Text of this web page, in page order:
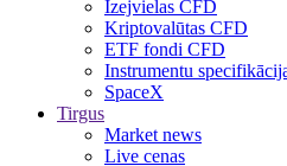
Izejvielas CFD
Kriptovalūtas CFD
ETF fondi CFD
Instrumentu
SpaceX
Tirgus
Market news
Live cenas